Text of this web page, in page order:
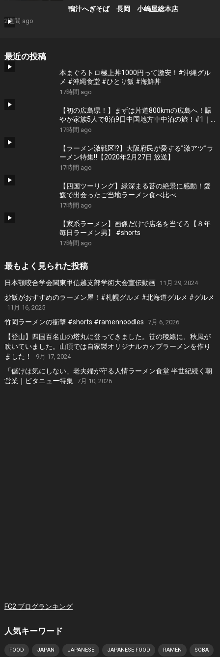
鴨汁へぎそば 長岡 小嶋屋総本店
2週間 ago
最近の投稿
本まぐろトロ極上丼1000円って激安！#沖縄グル
メ #沖縄食堂 #ひとり飯 #海鮮丼
17時間 ago
【初の広島県！】まずは片道800kmの広島へ！賑
やか家族5人で8泊9日中国地方車中泊の旅！#1｜
風情溢れる尾道と家族大絶賛のご当地ラーメン｜
全国制覇！＞
17時間 ago
【ラーメン激戦区!?】大阪府民が愛する”激アツ”ラ
ーメン特集‼︎【2020年2月27日 放送】
17時間 ago
【四国ツーリング】緑深まる苔の絶景に感動！愛
媛で出会ったご当地ラーメン食べ比べ
17時間 ago
【家系ラーメン】画像だけで店名を当てろ【８年
毎日ラーメン男】 #shorts
17時間 ago
最もよく見られた投稿
日本顎咬合学会関東甲信越支部学術大会宣伝動画 11月 29, 2024
炒飯がおすすめのラーメン屋！#札幌グルメ #北海道グルメ #グルメ
11月 16, 2025
竹岡ラーメンの衝撃 #shorts #ramennoodles 7月 6, 2026
【登山】四国百名山の塔丸に登ってきました。笹の稜線に、秋風が
吹いていました。山頂では自家製オリジナルカップラーメンを作り
ました！
9月 17, 2024
「儲けは気にしない」老夫婦が守る人情ラーメン食堂 半世紀続く朝
営業｜ピタニュー特集 7月 10, 2026
FC2 ブログランキング
人気キーワード
FOOD JAPAN JAPANESE JAPANESE FOOD RAMEN SOBA